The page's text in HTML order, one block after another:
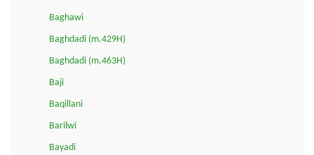
Baghawi
Baghdadi (m.429H)
Baghdadi (m.463H)
Baji
Baqillani
Barilwi
Bayadi